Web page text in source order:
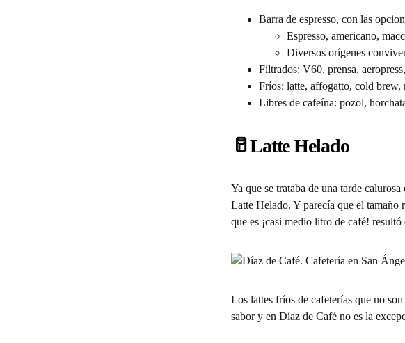
Barra de espresso, con las
Espresso, americano,
Diversos orígenes
Filtrados: V60, prensa,
Fríos: latte, affogatto, cold
Libres de cafeína: pozol,
🥛Latte Helado
Ya que se trataba de una tarde
Latte Helado. Y parecía que el tamaño
que es ¡casi medio litro de café!
Los lattes fríos de cafeterías que no
sabor y en Díaz de Café no es la